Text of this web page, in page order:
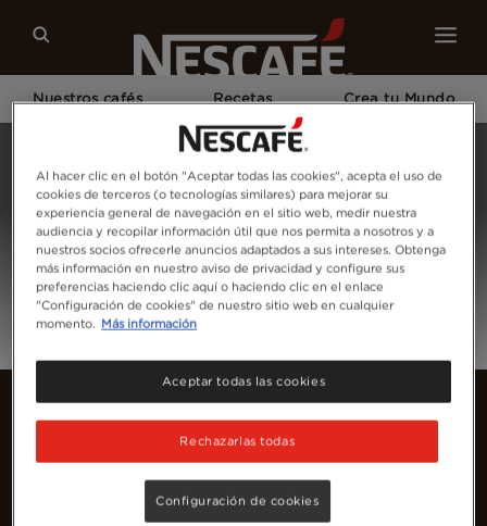
Nuestros cafés Recetas Crea tu Mundo
Inicia Sesión
Al hacer clic en el botón "Aceptar todas las cookies", acepta el uso de
cookies de terceros (o tecnologías similares) para mejorar su
experiencia general de navegación en el sitio web, medir nuestra
audiencia y recopilar información útil que nos permita a nosotros y a
nuestros socios ofrecerle anuncios adaptados a sus intereses. Obtenga
más información en nuestro aviso de privacidad y configure sus
preferencias haciendo clic aquí o haciendo clic en el enlace
"Configuración de cookies" de nuestro sitio web en cualquier
momento. Más información
Rechazarlas todas
Aceptar todas las cookies
Configuración de cookies